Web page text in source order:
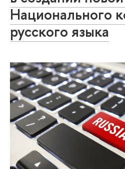
Национального
русского языка